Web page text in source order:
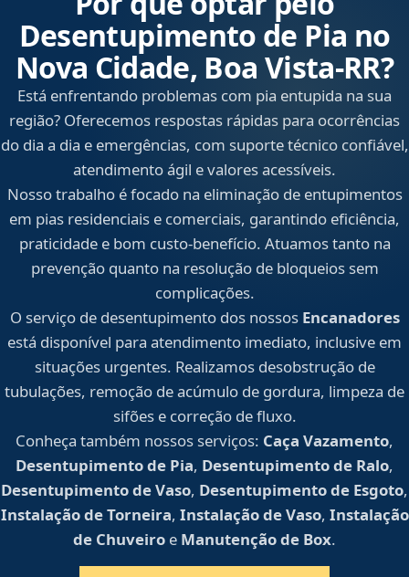
Desentupimento de Pia no
Nova Cidade, Boa Vista‑RR?
Está enfrentando problemas com pia entupida na sua
região? Oferecemos respostas rápidas para ocorrências
do dia a dia e emergências, com suporte técnico confiável,
atendimento ágil e valores acessíveis.
Nosso trabalho é focado na eliminação de entupimentos
em pias residenciais e comerciais, garantindo eficiência,
praticidade e bom custo-benefício. Atuamos tanto na
prevenção quanto na resolução de bloqueios sem
complicações.
O serviço de desentupimento dos nossos Encanadores
está disponível para atendimento imediato, inclusive em
situações urgentes. Realizamos desobstrução de
tubulações, remoção de acúmulo de gordura, limpeza de
sifões e correção de fluxo.
Conheça também nossos serviços: Caça Vazamento,
Desentupimento de Pia, Desentupimento de Ralo,
Desentupimento de Vaso, Desentupimento de Esgoto,
Instalação de Torneira, Instalação de Vaso, Instalação
de Chuveiro e Manutenção de Box.